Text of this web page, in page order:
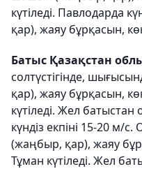
күтіледі. Павлодарда
қар), жаяу бұрқасын,
Батыс Қазақстан
солтүстігінде,
қар), жаяу бұрқасын,
күтіледі. Жел батыстан
күндіз екпіні 15-20
(жаңбыр, қар), жаяу
Тұман күтіледі. Жел